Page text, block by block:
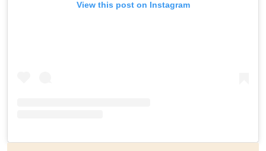
View this post on Instagram